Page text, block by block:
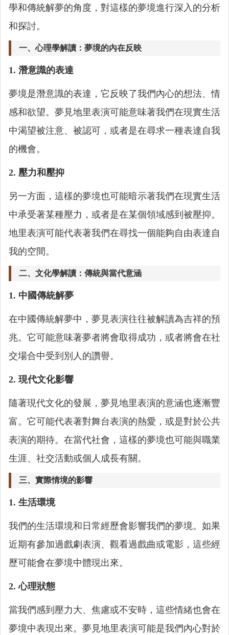
學和傳統解夢的角度，對這樣的夢境進行深入的分析
和探討。
一、心理學解讀：夢境的內在反映
1. 潛意識的表達
夢境是潛意識的表達，它反映了我們內心的想法、情
感和欲望。夢見地里表演可能意味著我們在現實生活
中渴望被注意、被認可，或者是在尋求一種表達自我
的機會。
2. 壓力和壓抑
另一方面，這樣的夢境也可能暗示著我們在現實生活
中承受著某種壓力，或者是在某個領域感到被壓抑。
地里表演可能代表著我們在尋找一個能夠自由表達自
我的空間。
二、文化學解讀：傳統與當代意涵
1. 中國傳統解夢
在中國傳統解夢中，夢見表演往往被解讀為吉祥的預
兆。它可能意味著夢者將會取得成功，或者將會在社
交場合中受到別人的讚譽。
2. 現代文化影響
隨著現代文化的發展，夢見地里表演的意涵也逐漸豐
富。它可能代表著對舞台表演的熱愛，或是對於公共
表演的期待。在當代社會，這樣的夢境也可能與職業
生涯、社交活動或個人成長有關。
三、實際情境的影響
1. 生活環境
我們的生活環境和日常經歷會影響我們的夢境。如果
近期有參加過戲劇表演、觀看過戲曲或電影，這些經
歷可能會在夢境中體現出來。
2. 心理狀態
當我們感到壓力大、焦慮或不安時，這些情緒也會在
夢境中表現出來。夢見地里表演可能是我們內心對於